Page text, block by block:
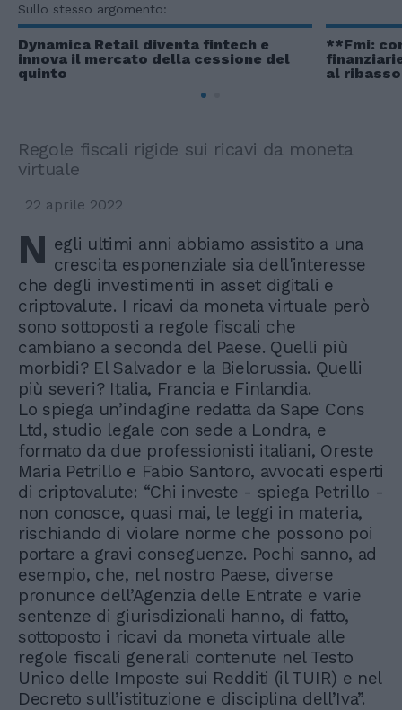
Sullo stesso argomento:
Dynamica Retail diventa fintech e
innova il mercato della cessione del
quinto
**Fmi:
al
Regole fiscali rigide sui ricavi da moneta
virtuale
22 aprile 2022
N egli ultimi anni abbiamo assistito a una
crescita esponenziale sia dell'interesse
che degli investimenti in asset digitali e
criptovalute. I ricavi da moneta virtuale però
sono sottoposti a regole fiscali che
cambiano a seconda del Paese. Quelli più
morbidi? El Salvador e la Bielorussia. Quelli
più severi? Italia, Francia e Finlandia.
Lo spiega un’indagine redatta da Sape Cons
Ltd, studio legale con sede a Londra, e
formato da due professionisti italiani, Oreste
Maria Petrillo e Fabio Santoro, avvocati esperti
di criptovalute: “Chi investe - spiega Petrillo -
non conosce, quasi mai, le leggi in materia,
rischiando di violare norme che possono poi
portare a gravi conseguenze. Pochi sanno, ad
esempio, che, nel nostro Paese, diverse
pronunce dell’Agenzia delle Entrate e varie
sentenze di giurisdizionali hanno, di fatto,
sottoposto i ricavi da moneta virtuale alle
regole fiscali generali contenute nel Testo
Unico delle Imposte sui Redditi (il TUIR) e nel
Decreto sull’istituzione e disciplina dell’Iva”.